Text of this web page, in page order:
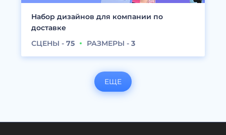
Набор дизайнов для компании по
доставке
СЦЕНЫ - 75 РАЗМЕРЫ - 3
ЕЩЕ